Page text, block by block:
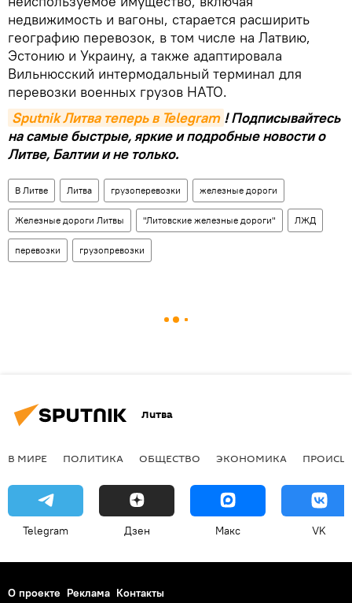
недвижимость и вагоны, старается расширить
географию перевозок, в том числе на Латвию,
Эстонию и Украину, а также адаптировала
Вильнюсский интермодальный терминал для
перевозки военных грузов НАТО.
Sputnik Литва теперь в Telegram ! Подписывайтесь
на самые быстрые, яркие и подробные новости о
Литве, Балтии и не только.
В Литве Литва грузоперевозки железные дороги
Железные дороги Литвы "Литовские железные дороги" ЛЖД
перевозки грузопревозки
Литва
В МИРЕ ПОЛИТИКА ОБЩЕСТВО ЭКОНОМИКА
Telegram Дзен Макс VK
О проекте Реклама Контакты